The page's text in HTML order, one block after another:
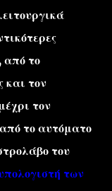
από το
και τον
τον
το αυτόματο
του
των